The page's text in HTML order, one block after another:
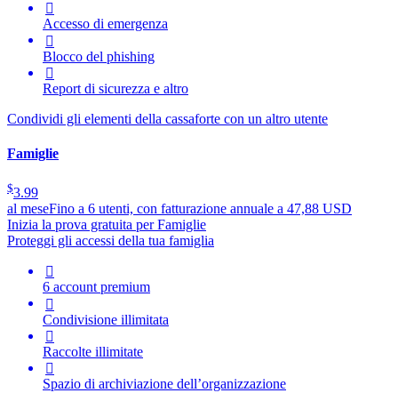

Accesso di emergenza

Blocco del phishing

Report di sicurezza e altro
Condividi gli elementi della cassaforte con un altro utente
Famiglie
$3.99
al meseFino a 6 utenti, con fatturazione annuale a 47,88 USD
Inizia la prova gratuita per Famiglie
Proteggi gli accessi della tua famiglia

6 account premium

Condivisione illimitata

Raccolte illimitate

Spazio di archiviazione dell’organizzazione